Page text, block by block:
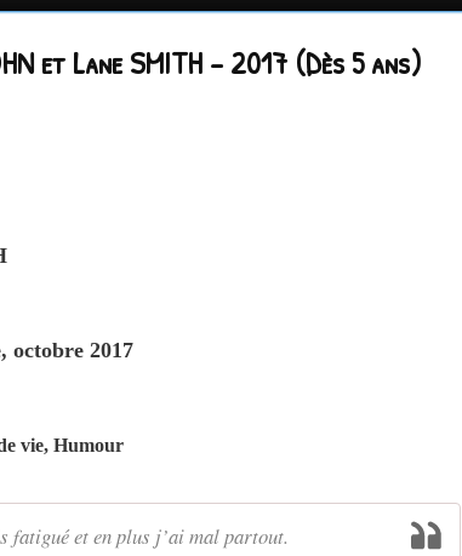
et Lane SMITH – 2017 (Dès 5 ans)
octobre 2017
vie, Humour
fatigué et en plus j’ai mal partout.